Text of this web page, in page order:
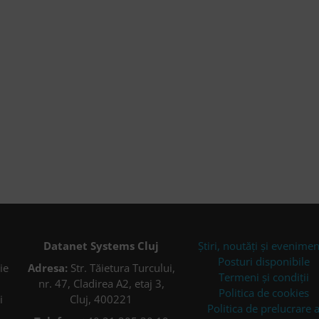
Datanet Systems Cluj
Adresa: Str. Tăietura Turcului,
nr. 47, Cladirea A2, etaj 3,
Cluj, 400221
Știri, noutăți și
Posturi disponibile
Termeni și condiții
Politica de cookies
Politica de prelucrare a